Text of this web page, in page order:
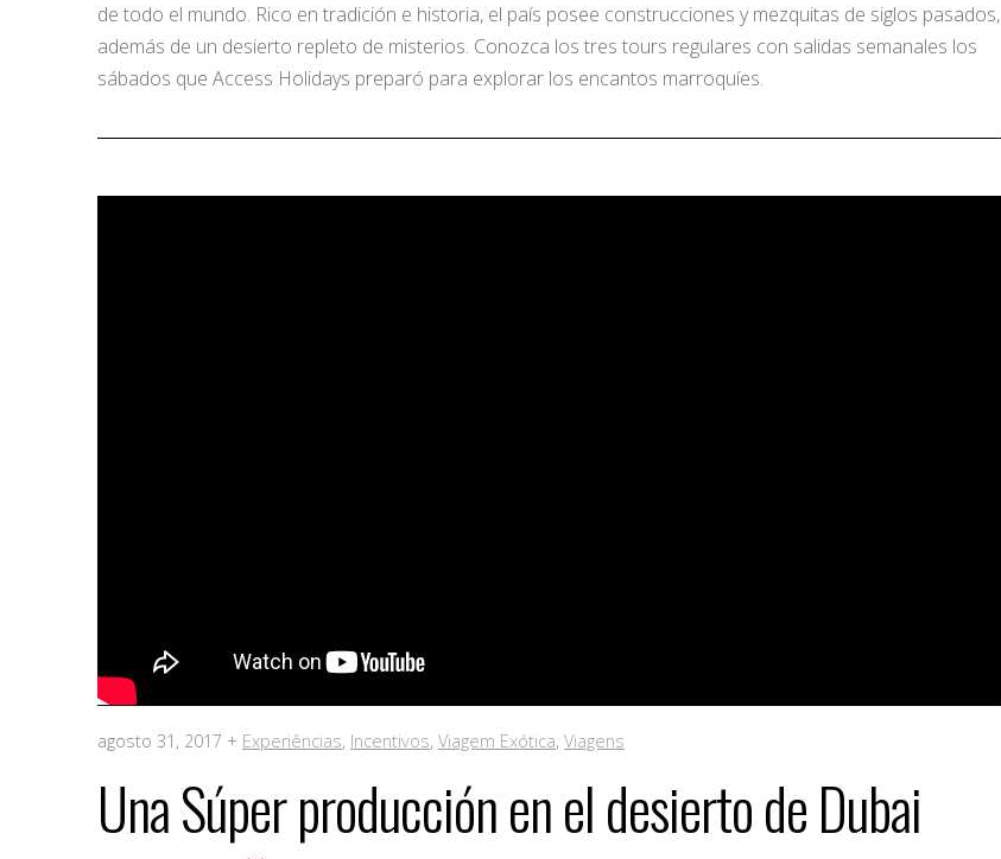
de todo el mundo. Rico en tradición e historia, el país posee construcciones y mezquitas de siglos pasados,
además de un desierto repleto de misterios. Conozca los tres tours regulares con salidas semanales los
sábados que Access Holidays preparó para explorar los encantos marroquíes.
agosto 31, 2017 + Experiências, Incentivos, Viagem Exótica, Viagens
Una Súper producción en el desierto de Dubai